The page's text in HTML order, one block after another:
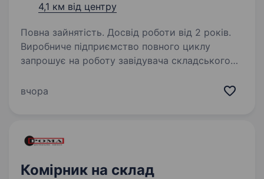
4,1 км від центру
Повна зайнятість. Досвід роботи від 2 років.
Виробниче підприємство повного циклу
запрошує на роботу завідувача складського
та контроль складського обліку та зберігання
вчора
Комірник на склад